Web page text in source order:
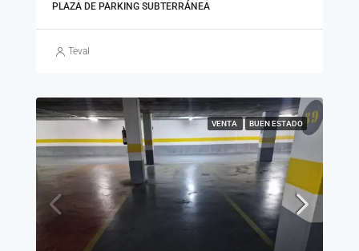
PLAZA DE PARKING SUBTERRÁNEA
Teval
VENTA BUEN ESTADO